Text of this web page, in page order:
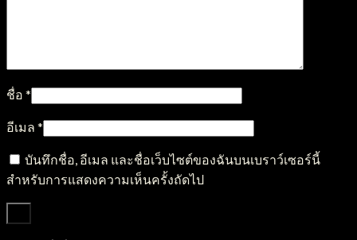
ชื่อ *
อีเมล *
บันทึกชื่อ, อีเมล และชื่อเว็บไซต์ของฉันบนเบราว์เซอร์นี้
สำหรับการแสดงความเห็นครั้งถัดไป